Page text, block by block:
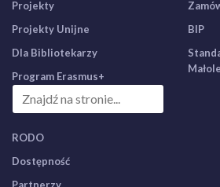
Projekty
Projekty Unijne
Dla Bibliotekarzy
Program Erasmus+
BIP
RODO
Dostępność